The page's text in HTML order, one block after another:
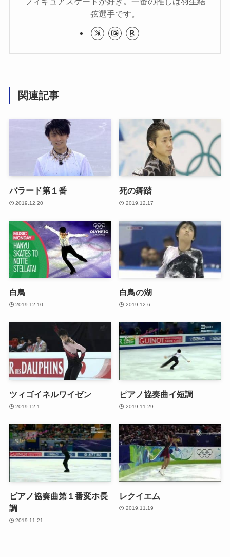
弦選手です。
関連記事
バラード第１番
2019.12.20
死の舞踏
2019.12.17
白鳥
2019.12.10
白鳥の湖
2019.12.6
ツィゴイネルワイゼン
2019.12.1
ピアノ協奏曲イ短調
2019.11.29
ピアノ協奏曲第１番変ホ長
調
2019.11.21
レクイエム
2019.11.19